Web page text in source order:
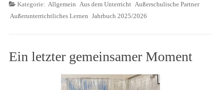
Kategorie: Allgemein Aus dem Unterricht Außerschulische Partner
Außerunterrichtliches Lernen Jahrbuch 2025/2026
Ein letzter gemeinsamer Moment